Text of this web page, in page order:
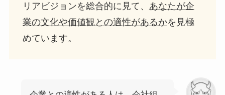
リアビジョンを総合的に見て、 あなたが企
業の文化や価値観との適性があるかを見極
めています。